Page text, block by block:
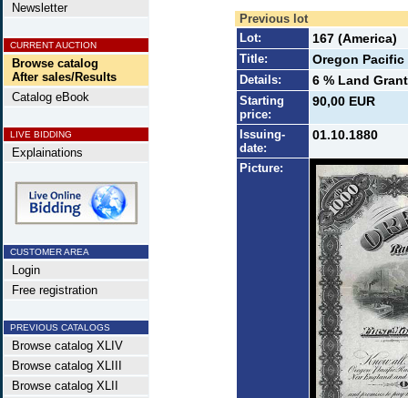
Newsletter
CURRENT AUCTION
Browse catalog
After sales/Results
Catalog eBook
LIVE BIDDING
Explainations
CUSTOMER AREA
Login
Free registration
PREVIOUS CATALOGS
Browse catalog XLIV
Browse catalog XLIII
Browse catalog XLII
Previous lot
Lot:
167 (America)
Title: Oregon Pacific
Details: 6 % Land
Starting
price:
90,00 EUR
Issuing-
date:
01.10.1880
Picture: